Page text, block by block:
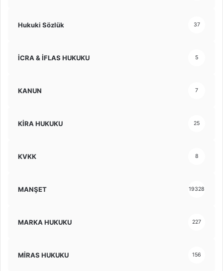
Hukuki Sözlük 37
İCRA & İFLAS HUKUKU 5
KANUN 7
KİRA HUKUKU 25
KVKK 8
MANŞET 19328
MARKA HUKUKU 227
MİRAS HUKUKU 156